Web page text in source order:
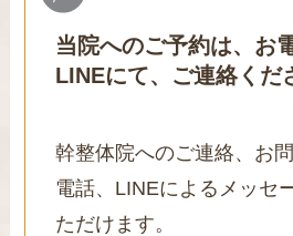
当院へのご予約は、お
LINEにて、ご連絡くだ
幹整体院へのご連絡、お
電話、LINEによるメッセ
ただけます。